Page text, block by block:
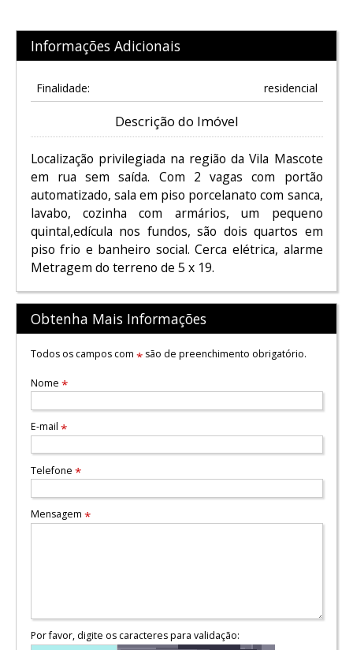
Informações Adicionais
Finalidade: residencial
Descrição do Imóvel
Localização privilegiada na região da Vila Mascote
em rua sem saída. Com 2 vagas com portão
automatizado, sala em piso porcelanato com sanca,
lavabo, cozinha com armários, um pequeno
quintal,edícula nos fundos, são dois quartos em
piso frio e banheiro social. Cerca elétrica, alarme
Metragem do terreno de 5 x 19.
Obtenha Mais Informações
Todos os campos com *são de preenchimento obrigatório.
Nome *
E-mail *
Telefone *
Mensagem *
Por favor, digite os caracteres para validação: